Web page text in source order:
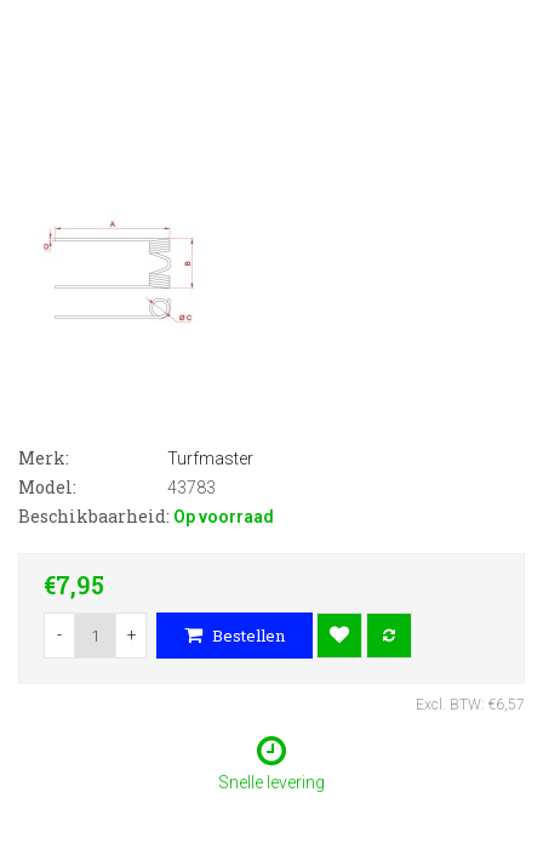
Merk: Turfmaster
Model: 43783
Beschikbaarheid: Op voorraad
€7,95
- + Bestellen
Excl. BTW: €6,57
Snelle levering